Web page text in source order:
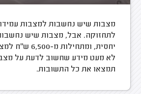
מצבות שיש נחשבות למצבות
לתחזוקה. אבל, מצבות שיש
יחסית,
לא מעט מידע שחשוב לדעת על
תמצאו את כל התשובות.